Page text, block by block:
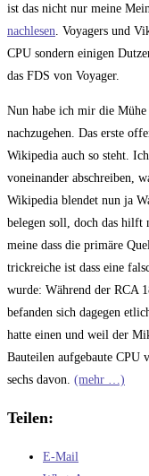
ist das nicht nur meine
nachlesen . Voyagers und
CPU sondern einigen
das FDS von Voyager.
Nun habe ich mir die
nachzugehen. Das erste
Wikipedia auch so steht.
voneinander abschreiben,
Wikipedia blendet nun ja
belegen soll, doch das hilft
meine dass die primäre
trickreiche ist dass eine
wurde: Während der RCA
befanden sich dagegen
hatte einen und weil der
Bauteilen aufgebaute CPU
sechs davon. (mehr …)
Teilen:
E-Mail